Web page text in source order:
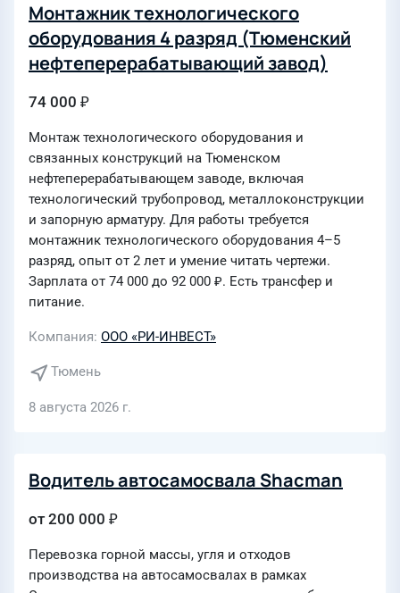
Монтажник технологического
оборудования 4 разряд (Тюменский
нефтеперерабатывающий завод)
74 000 ₽
Монтаж технологического оборудования и
связанных конструкций на Тюменском
нефтеперерабатывающем заводе, включая
технологический трубопровод, металлоконструкции
и запорную арматуру. Для работы требуется
монтажник технологического оборудования 4–5
разряд, опыт от 2 лет и умение читать чертежи.
Зарплата от 74 000 до 92 000 ₽. Есть трансфер и
питание.
Компания ООО «РИ-ИНВЕСТ»
Тюмень
8 августа 2026 г.
Водитель автосамосвала Shacman
от 200 000 ₽
Перевозка горной массы, угля и отходов
производства на автосамосвалах в рамках